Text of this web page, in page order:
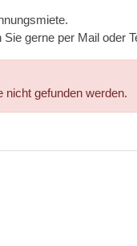
gerne per Mail oder
nicht gefunden werden.